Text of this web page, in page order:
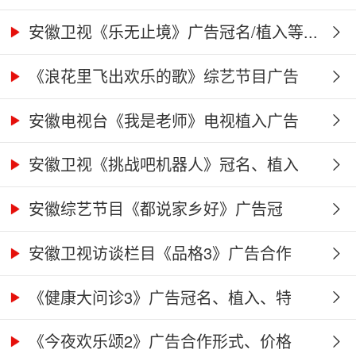
告...安徽卫视《乐无止境》广告冠名/植入等...
《浪花里飞出欢乐的歌》综艺节目广告
冠...安徽电视台《我是老师》电视植入广告
价...安徽卫视《挑战吧机器人》冠名、植入
广...安徽综艺节目《都说家乡好》广告冠
名、...
安徽卫视访谈栏目《品格3》广告合作
权...《健康大问诊3》广告冠名、植入、特
别...《今夜欢乐颂2》广告合作形式、价格